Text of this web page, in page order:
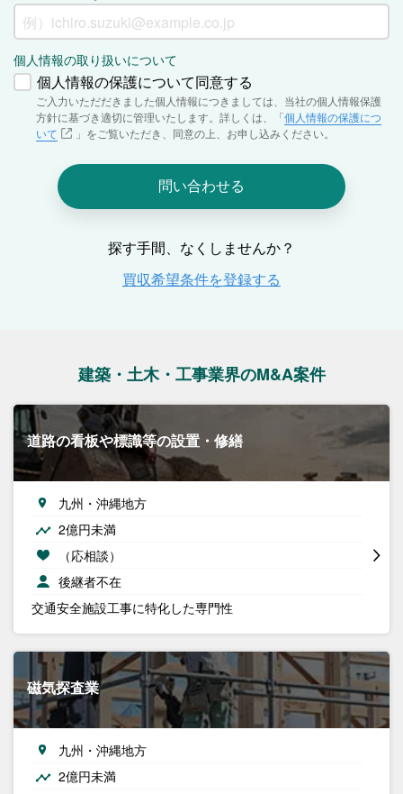
建築・土木・工事業界のM&A案件
道路の看板や標識等の設置・修繕
九州・沖縄地方
2億円未満
（応相談）
後継者不在
交通安全施設工事に特化した専門性
磁気探査業
九州・沖縄地方
2億円未満